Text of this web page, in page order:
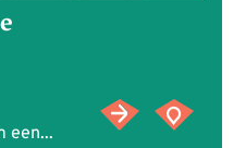
een...